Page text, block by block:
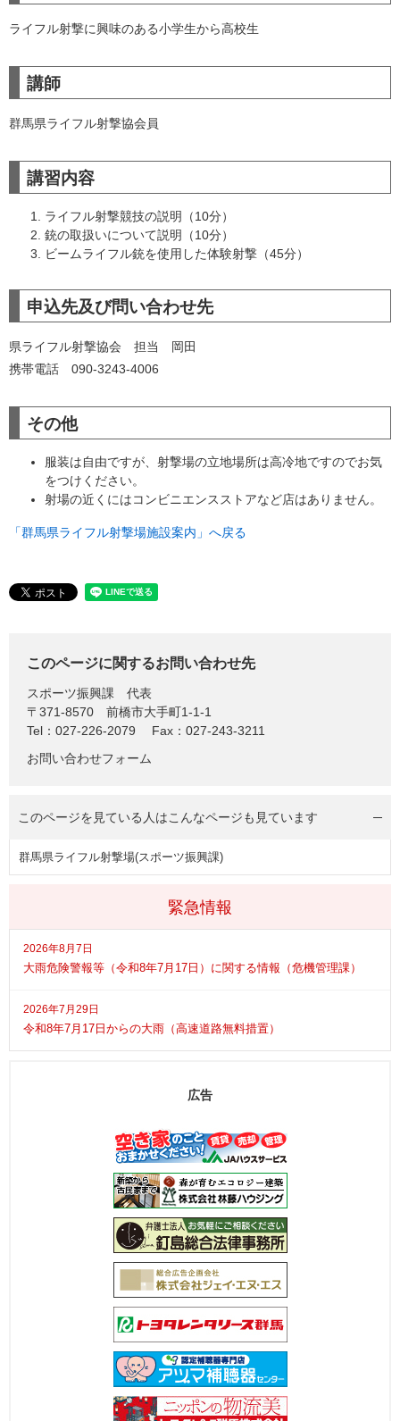
ライフル射撃に興味のある小学生から高校生
講師
群馬県ライフル射撃協会員
講習内容
ライフル射撃競技の説明（10分）
銃の取扱いについて説明（10分）
ビームライフル銃を使用した体験射撃（45分）
申込先及び問い合わせ先
県ライフル射撃協会 担当 岡田
携帯電話 090-3243-4006
その他
服装は自由ですが、射撃場の立地場所は高冷地ですのでお気
をつけください。
射場の近くにはコンビニエンスストアなど店はありません。
「群馬県ライフル射撃場施設案内」へ戻る
このページに関するお問い合わせ先
スポーツ振興課
代表
〒371-8570
前橋市大手町1-1-1
Tel：027-226-2079
Fax：027-243-3211
お問い合わせフォーム
緊急情報
2026年8月7日
大雨危険警報等（令和8年7月17日）に関する情報（危機管理課）
2026年7月29日
令和8年7月17日からの大雨（高速道路無料措置）
このページを見ている人はこんなページも見ています
群馬県ライフル射撃場(スポーツ振興課)
広告